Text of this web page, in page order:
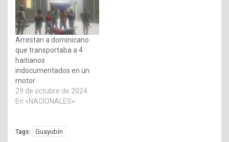
Arrestan a dominicano
que transportaba a 4
haitianos
indocumentados en un
motor
29 de octubre de 2024
En «NACIONALES»
Tags: Guayubín